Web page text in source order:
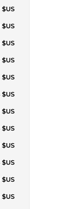
$US
$US
$US
$US
$US
$US
$US
$US
$US
$US
$US